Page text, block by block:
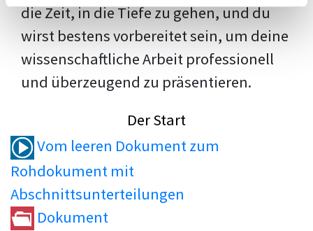
die Zeit, in die Tiefe zu gehen, und du
wirst bestens vorbereitet sein, um deine
wissenschaftliche Arbeit professionell
und überzeugend zu präsentieren.
Der Start
Vom leeren Dokument zum
Rohdokument mit
Abschnittsunterteilungen
Dokument